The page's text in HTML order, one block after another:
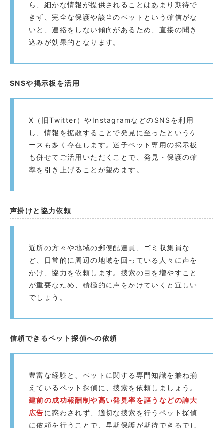
ら、細かな情報が提供されることはあまり期待で
きず、完全な保護や該当のペットという確信がな
いと、連絡をしない傾向があるため、直接の聞き
込みが効果的となります。
SNSや掲示板を活用
X（旧Twitter）やInstagramなどのSNSを利用
し、情報を拡散することで発見に至ったというケ
ースも多く存在します。迷子ペット専用の掲示板
も併せてご活用いただくことで、発見・保護の確
率を引き上げることが望めます。
声掛けと協力依頼
近所の方々や地域の郵便配達員、ゴミ収集員な
ど、日常的に周辺の地域を回っている人々に声を
かけ、協力を依頼します。捜索の目を増やすこと
が重要なため、積極的に声をかけていくと宜しい
でしょう。
信頼できるペット探偵への依頼
豊富な経験と、ペットに関する専門知識を兼ね揃
えているペット探偵に、捜索を依頼しましょう。
建前の成功報酬制や高い発見率を謳うなどの誇大
広告に惑わされず、適切な捜索を行うペット探偵
に依頼を行うことで、早期保護が期待できるでし